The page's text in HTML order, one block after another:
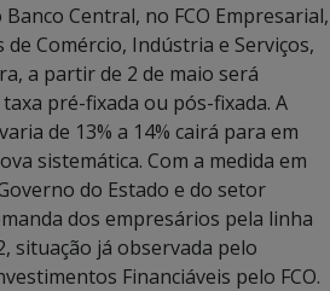
Central, no FCO Empresarial,
Comércio, Indústria e Serviços,
a partir de 2 de maio será
pré-fixada ou pós-fixada. A
de 13% a 14% cairá para em
sistemática. Com a medida em
do Estado e do setor
dos empresários pela linha
situação já observada pelo
Financiáveis pelo FCO.